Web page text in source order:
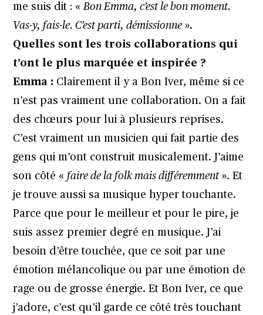
me suis dit : «Bon Emma, c’est le bon moment.
Vas-y, fais-le. C’est parti, démissionne».
Quelles sont les trois collaborations qui
t’ont le plus marquée et inspirée ?
Emma : Clairement il y a Bon Iver, même si ce
n’est pas vraiment une collaboration. On a fait
des chœurs pour lui à plusieurs reprises.
C’est vraiment un musicien qui fait partie des
gens qui m’ont construit musicalement. J’aime
son côté «faire de la folk mais différemment». Et
je trouve aussi sa musique hyper touchante.
Parce que pour le meilleur et pour le pire, je
suis assez premier degré en musique. J’ai
besoin d’être touchée, que ce soit par une
émotion mélancolique ou par une émotion de
rage ou de grosse énergie. Et Bon Iver, ce que
j’adore, c’est qu’il garde ce côté très touchant